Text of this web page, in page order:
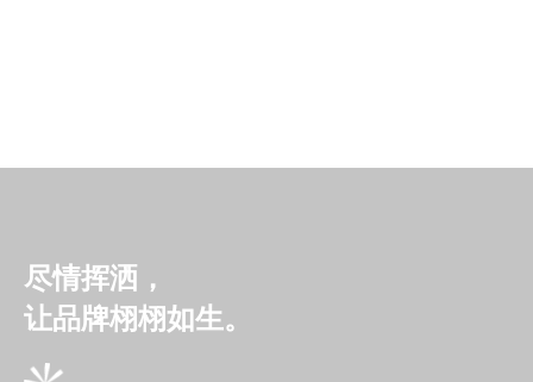
尽情挥洒，
让品牌栩栩如生。